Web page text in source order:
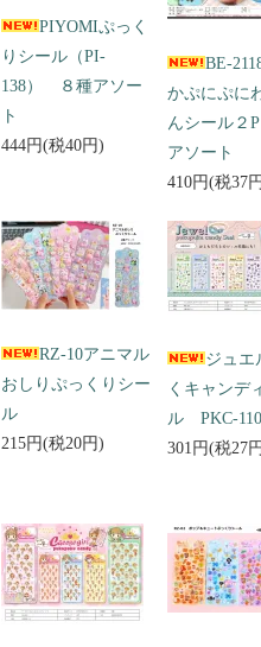
PIYOMIぷっく
りシール（PI-
138） ８種アソー
ト
444円(税40円)
BE-
かぷにぷに
んシール２
アソート
410円(税37
RZ-10アニマル
おしりぷっくりシー
ル
215円(税20円)
ジュエ
くキャンデ
ル PKC-110
301円(税27